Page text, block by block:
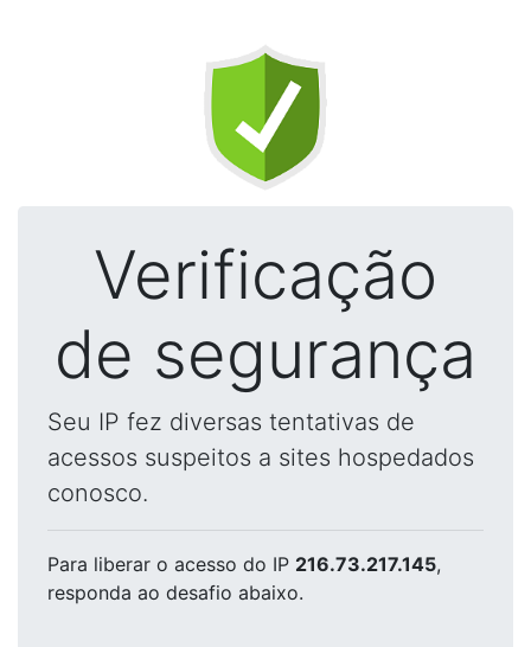
Verificação
de segurança
Seu IP fez diversas tentativas de
acessos suspeitos a sites hospedados
conosco.
Para liberar o acesso do IP 216.73.217.145,
responda ao desafio abaixo.